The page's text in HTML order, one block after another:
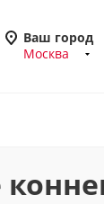
Ваш город
Москва